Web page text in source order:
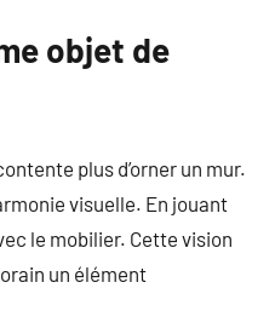
objet de
plus d’orner un mur.
visuelle. En jouant
le mobilier. Cette vision
un élément